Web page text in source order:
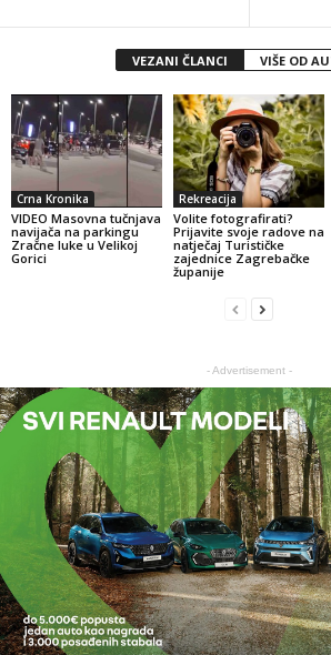
VEZANI ČLANCI VIŠE OD
Crna Kronika
VIDEO Masovna tučnjava
navijača na parkingu
Zračne luke u Velikoj
Gorici
Rekreacija
Volite fotografirati?
Prijavite svoje radove na
natječaj Turističke
zajednice Zagrebačke
županije
- Advertisement -